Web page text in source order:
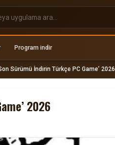
Program indir
Sürümü İndirin Türkçe PC Game’ 2026
2026